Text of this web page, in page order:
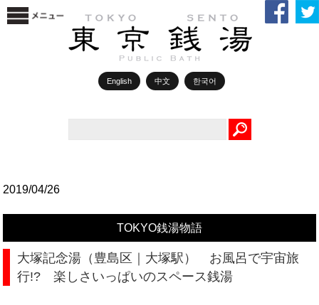
English 中文 한국어
2019/04/26
TOKYO銭湯物語
大塚記念湯（豊島区｜大塚駅） お風呂で宇宙旅
行!? 楽しさいっぱいのスペース銭湯